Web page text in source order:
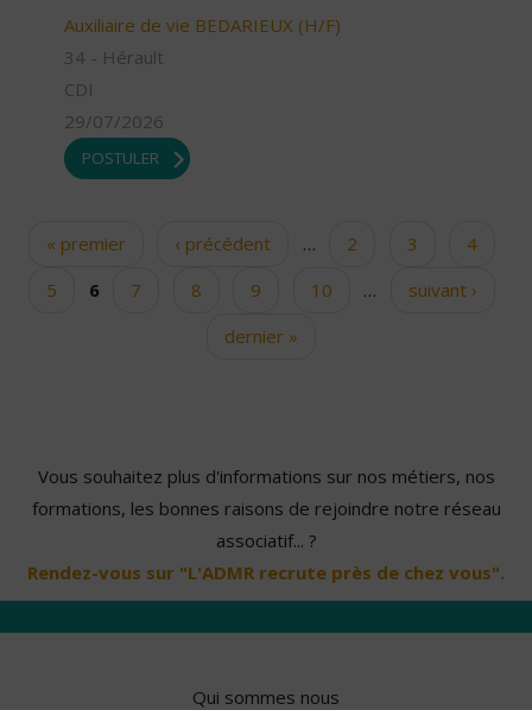
Auxiliaire de vie BEDARIEUX (H/F)
34 - Hérault
CDI
29/07/2026
POSTULER
Pages« premier ‹ précédent … 2 3
4
5
6 7 8 9 10 …
suivant ›
dernier »
Vous souhaitez plus d'informations sur nos métiers, nos
formations, les bonnes raisons de rejoindre notre réseau
associatif... ?
Rendez-vous sur "L'ADMR recrute près de chez vous".
Qui sommes nous